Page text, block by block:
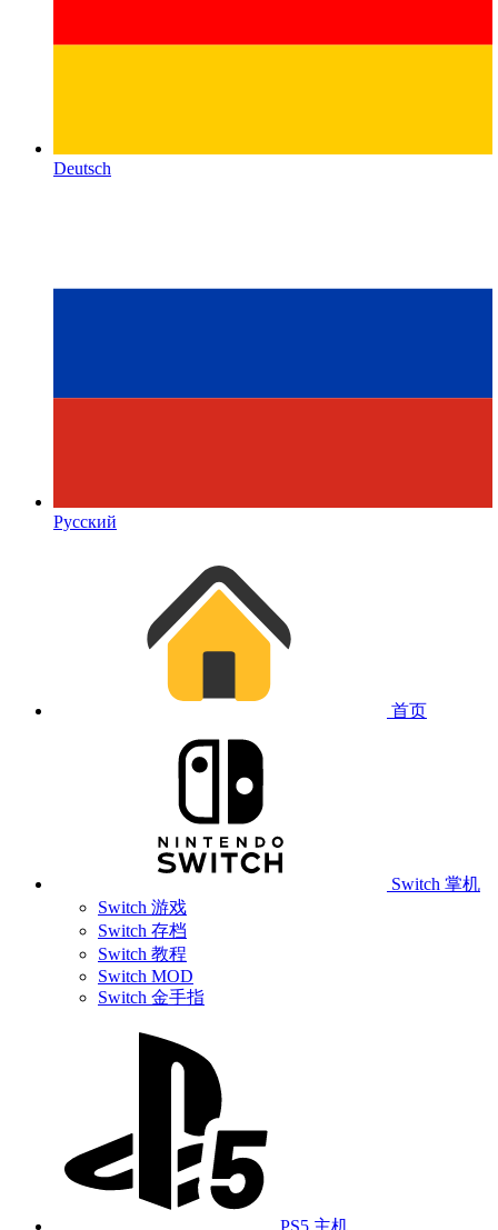
Deutsch
Русский
首页
Switch 掌机
Switch 游戏
Switch 存档
Switch 教程
Switch MOD
Switch 金手指